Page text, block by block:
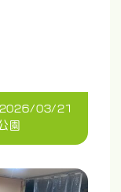
2026/03/21
園